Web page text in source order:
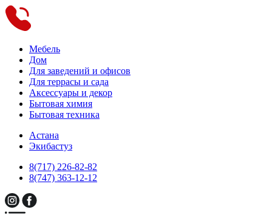
Мебель
Дом
Для заведений и офисов
Для террасы и сада
Аксессуары и декор
Бытовая химия
Бытовая техника
Астана
Экибастуз
8(717) 226-82-82
8(747) 363-12-12